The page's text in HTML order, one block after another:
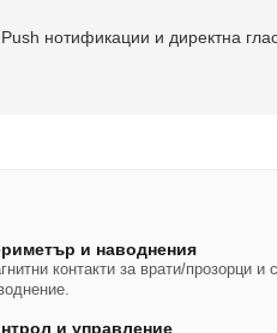
нотификации и директна
и наводнения
контакти за врати/прозорци и
и управление